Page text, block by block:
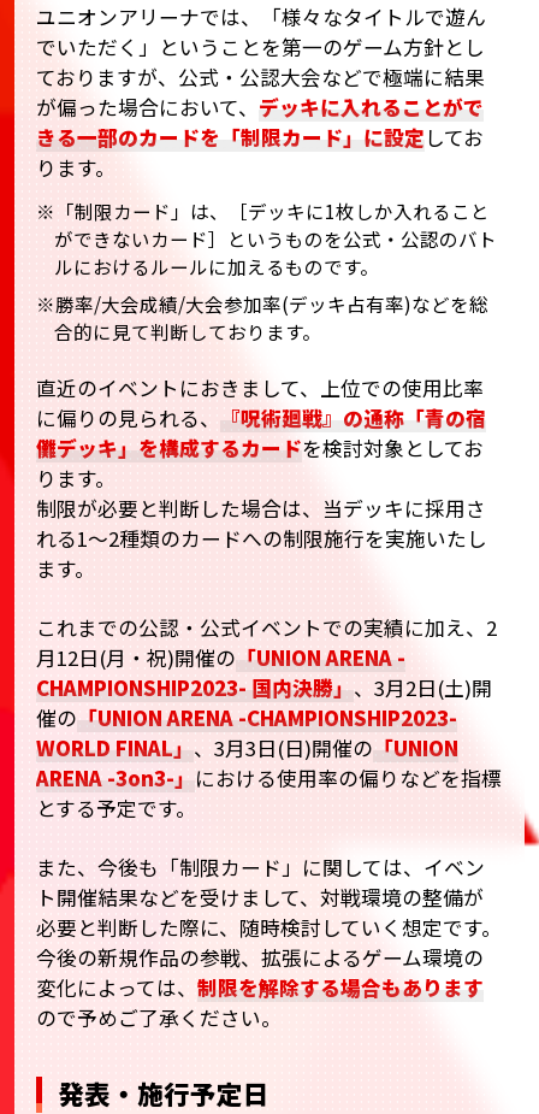
ユニオンアリーナでは、「様々なタイトルで遊ん
でいただく」ということを第一のゲーム方針とし
ておりますが、公式・公認大会などで極端に結果
が偏った場合において、 デッキに入れることがで
きる一部のカードを「制限カード」に設定 してお
ります。
※「制限カード」は、［デッキに1枚しか入れること
ができないカード］というものを公式・公認のバト
ルにおけるルールに加えるものです。
※勝率/大会成績/大会参加率(デッキ占有率)などを総
合的に見て判断しております。
直近のイベントにおきまして、上位での使用比率
に偏りの見られる、 『呪術廻戦』の通称「青の宿
儺デッキ」を構成するカードを検討対象としてお
ります。
制限が必要と判断した場合は、当デッキに採用さ
れる1～2種類のカードへの制限施行を実施いたし
ます。
これまでの公認・公式イベントでの実績に加え、2
月12日(月・祝)開催の「UNION ARENA -
CHAMPIONSHIP2023- 国内決勝」 、3月2日(土)開
催の「UNION ARENA -CHAMPIONSHIP2023-
WORLD FINAL」 、3月3日(日)開催の「UNION
ARENA -3on3-」 における使用率の偏りなどを指標
とする予定です。
また、今後も「制限カード」に関しては、イベン
ト開催結果などを受けまして、対戦環境の整備が
必要と判断した際に、随時検討していく想定です。
今後の新規作品の参戦、拡張によるゲーム環境の
変化によっては、 制限を解除する場合もあります
ので予めご了承ください。
発表・施行予定日